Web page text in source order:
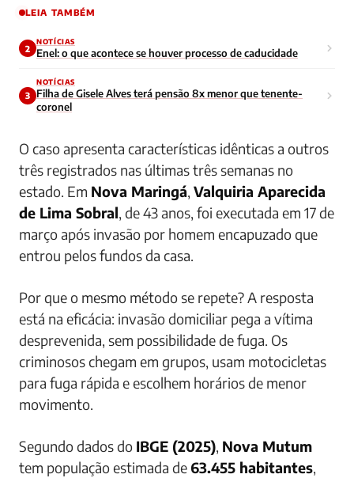
LEIA TAMBÉM
2
NOTÍCIAS
Enel: o que acontece se houver processo de caducidade
3
NOTÍCIAS
Filha de Gisele Alves terá pensão 8x menor que tenente-
coronel
O caso apresenta características idênticas a outros
três registrados nas últimas três semanas no
estado. Em Nova Maringá, Valquiria Aparecida
de Lima Sobral, de 43 anos, foi executada em 17 de
março após invasão por homem encapuzado que
entrou pelos fundos da casa.
Por que o mesmo método se repete? A resposta
está na eficácia: invasão domiciliar pega a vítima
desprevenida, sem possibilidade de fuga. Os
criminosos chegam em grupos, usam motocicletas
para fuga rápida e escolhem horários de menor
movimento.
Segundo dados do IBGE (2025), Nova Mutum
tem população estimada de 63.455 habitantes,